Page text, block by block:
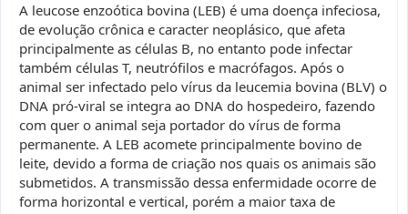
A leucose enzoótica bovina (LEB) é uma doença infeciosa,
de evolução crônica e caracter neoplásico, que afeta
principalmente as células B, no entanto pode infectar
também células T, neutrófilos e macrófagos. Após o
animal ser infectado pelo vírus da leucemia bovina (BLV) o
DNA pró-viral se integra ao DNA do hospedeiro, fazendo
com quer o animal seja portador do vírus de forma
permanente. A LEB acomete principalmente bovino de
leite, devido a forma de criação nos quais os animais são
submetidos. A transmissão dessa enfermidade ocorre de
forma horizontal e vertical, porém a maior taxa de